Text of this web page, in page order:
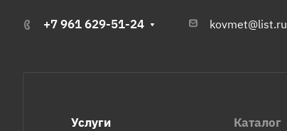
+7 961 629-51-24 kovmet@list.ru
Услуги Каталог